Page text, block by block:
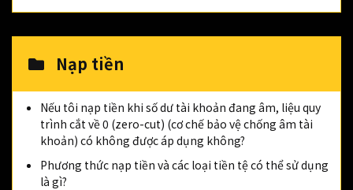
Nạp tiền
Nếu tôi nạp tiền khi số dư tài khoản đang âm, liệu quy
trình cắt về 0 (zero-cut) (cơ chế bảo vệ chống âm tài
khoản) có không được áp dụng không?
Phương thức nạp tiền và các loại tiền tệ có thể sử dụng
là gì?